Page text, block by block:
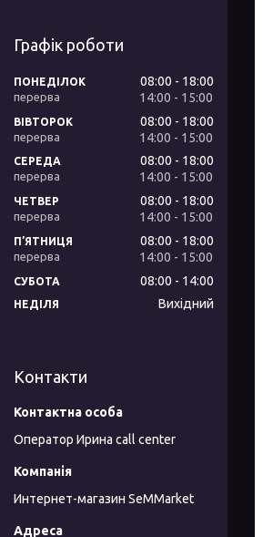
Графік роботи
ПОНЕДІЛОК 08:00
18:00
14:00
15:00
ВІВТОРОК 08:00
18:00
14:00
15:00
СЕРЕДА 08:00
18:00
14:00
15:00
ЧЕТВЕР 08:00
18:00
14:00
15:00
ПʼЯТНИЦЯ 08:00
18:00
14:00
15:00
СУБОТА 08:00 14:00
НЕДІЛЯ Вихідний
Контакти
Оператор Ирина call center
Интернет-магазин SeMMarket